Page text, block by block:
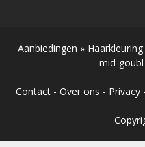
Aanbiedingen » Haarkleuring
mid-
Contact- Over ons - Privacy-